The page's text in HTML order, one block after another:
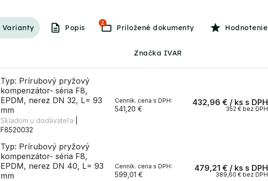
Varianty Popis
2
Hodnotenie
Značka IVAR
Typ: Prírubový pryžový
kompenzátor- séria F8,
EPDM, nerez DN 32, L= 93
mm
Skladom u dodávateľa
F8520032
541,20 €
432,96 € / ks
352 € bez DPH
Typ: Prírubový pryžový
kompenzátor- séria F8,
EPDM, nerez DN 40, L= 93
mm
599,01 €
479,21 € / ks
389,60 € bez DPH